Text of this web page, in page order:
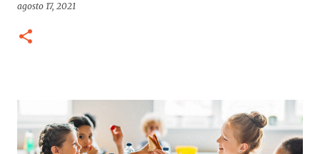
agosto 17, 2021